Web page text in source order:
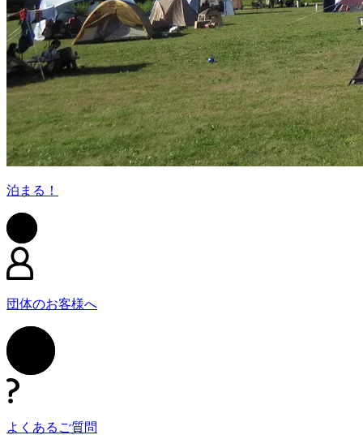
泊まる！
団体のお客様へ
よくあるご質問